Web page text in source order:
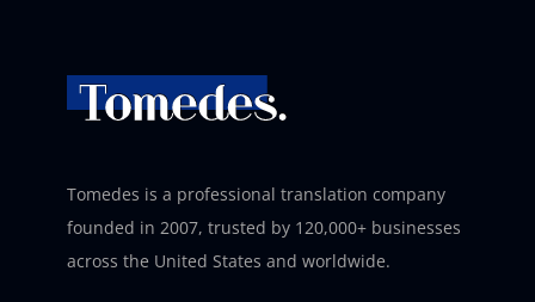
Tomedes is a professional translation company
founded in 2007, trusted by 120,000+ businesses
across the United States and worldwide.